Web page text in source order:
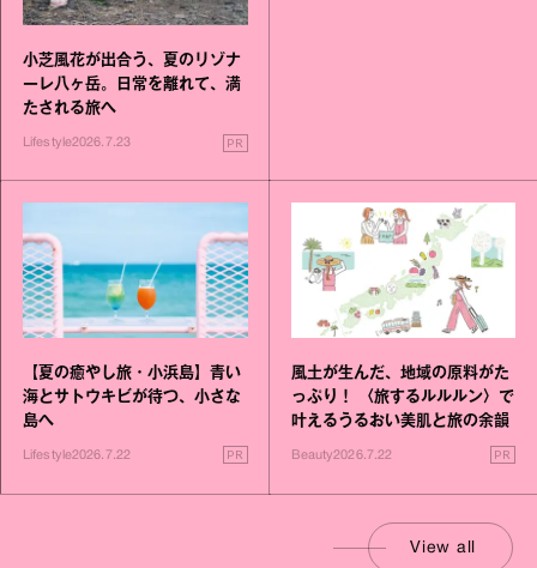
小芝風花が出合う、夏のリゾナ
ーレ八ヶ岳。日常を離れて、満
たされる旅へ
Lifestyle2026.7.23 PR
【夏の癒やし旅・小浜島】青い
海とサトウキビが待つ、小さな
島へ
Lifestyle2026.7.22 PR
風土が生んだ、地域の原料がた
っぷり！ 〈旅するルルルン〉で
叶えるうるおい美肌と旅の余韻
Beauty2026.7.22 PR
View all